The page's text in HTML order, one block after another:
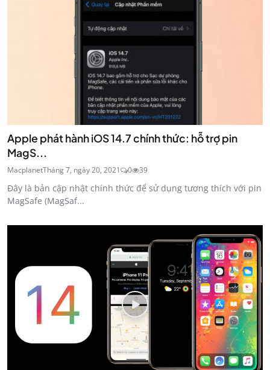
Apple phát hành iOS 14.7 chính thức: hỗ trợ pin
MagS...
MacplanetTháng 7, ngày 20, 2021 0 39
Đây là bản cập nhật chính thức để sử dụng tương thích với pin
MagSafe (MagSaf...